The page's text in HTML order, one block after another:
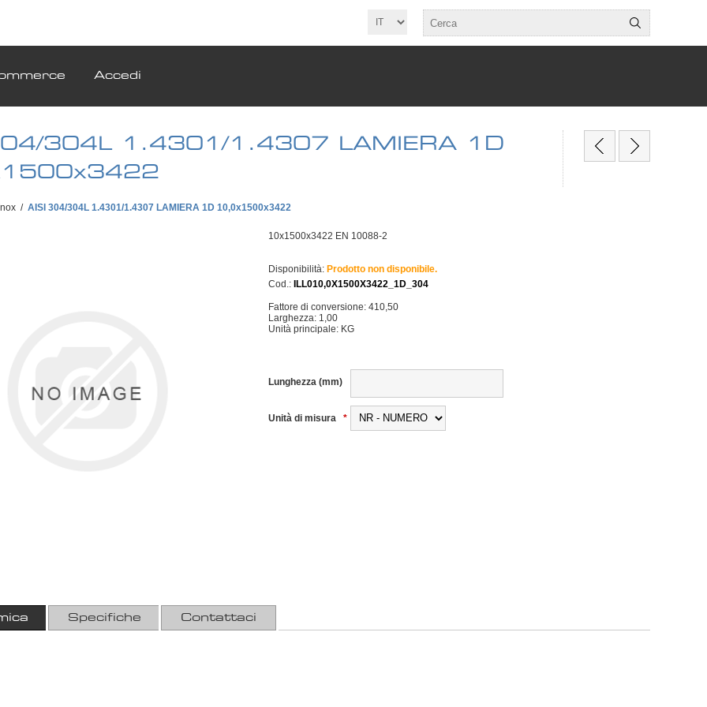
Accedi
304L 1.4301/1.4307 LAMIERA 1D
/ AISI 304/304L 1.4301/1.4307 LAMIERA 1D 10,0x1500x3422
10x1500x3422 EN 10088-2
Disponibilità: Prodotto non disponibile.
Cod.: ILL010,0X1500X3422_1D_304
Fattore di conversione: 410,50
Larghezza: 1,00
Unità principale: KG
Lunghezza (mm)
Unità di misura *
Specifiche Contattaci